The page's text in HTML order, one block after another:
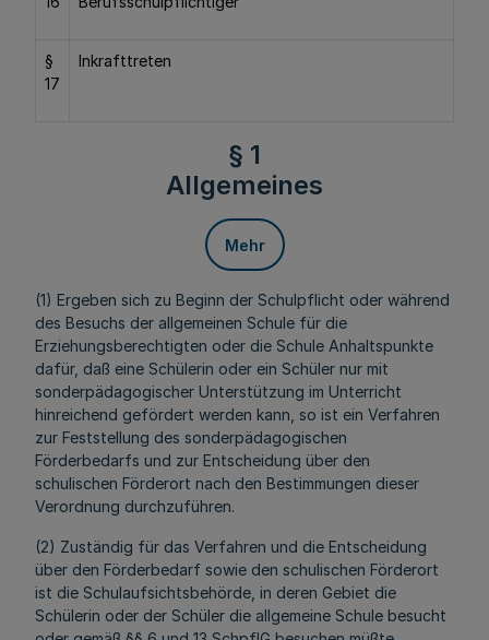
§
17
Inkrafttreten
§ 1
Allgemeines
Mehr
(1) Ergeben sich zu Beginn der Schulpflicht oder während
des Besuchs der allgemeinen Schule für die
Erziehungsberechtigten oder die Schule Anhaltspunkte
dafür, daß eine Schülerin oder ein Schüler nur mit
sonderpädagogischer Unterstützung im Unterricht
hinreichend gefördert werden kann, so ist ein Verfahren
zur Feststellung des sonderpädagogischen
Förderbedarfs und zur Entscheidung über den
schulischen Förderort nach den Bestimmungen dieser
Verordnung durchzuführen.
(2) Zuständig für das Verfahren und die Entscheidung
über den Förderbedarf sowie den schulischen Förderort
ist die Schulaufsichtsbehörde, in deren Gebiet die
Schülerin oder der Schüler die allgemeine Schule besucht